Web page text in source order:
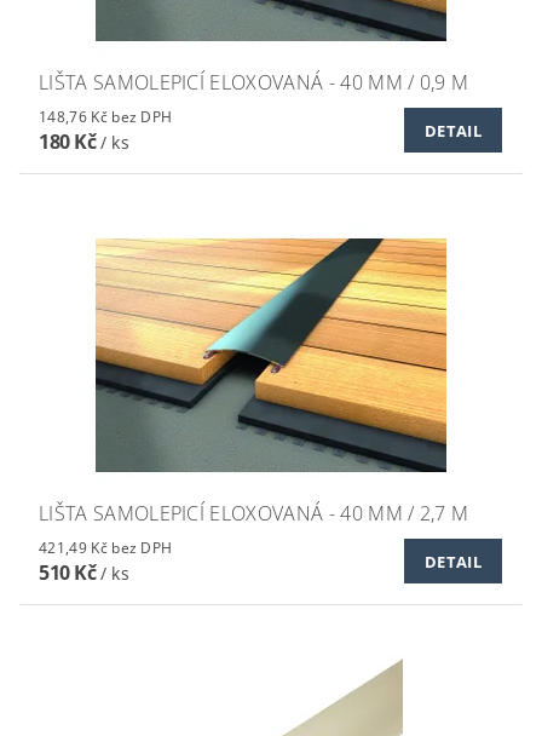
LIŠTA SAMOLEPICÍ ELOXOVANÁ - 40 MM / 0,9 M
148,76 Kč bez DPH
180 Kč/ ks
DETAIL
LIŠTA SAMOLEPICÍ ELOXOVANÁ - 40 MM / 2,7 M
421,49 Kč bez DPH
510 Kč/ ks
DETAIL